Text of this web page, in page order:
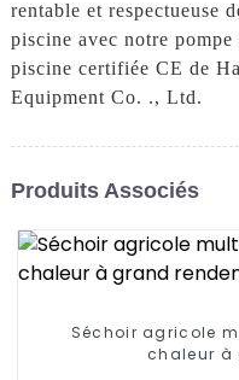
rentable et respectueuse
piscine avec notre
piscine certifiée CE de
Equipment Co. ., Ltd.
Produits Associés
Séchoir agricole
chaleur à